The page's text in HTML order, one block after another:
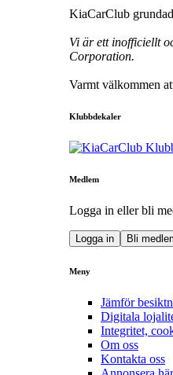
KiaCarClub
Vi är ett inofficiellt
Corporation.
Varmt välkommen
Klubbdekaler
Medlem
Logga in eller bli
Logga in Bli
Meny
Jämför
Digitala
Integritet,
Om oss
Kontakta oss